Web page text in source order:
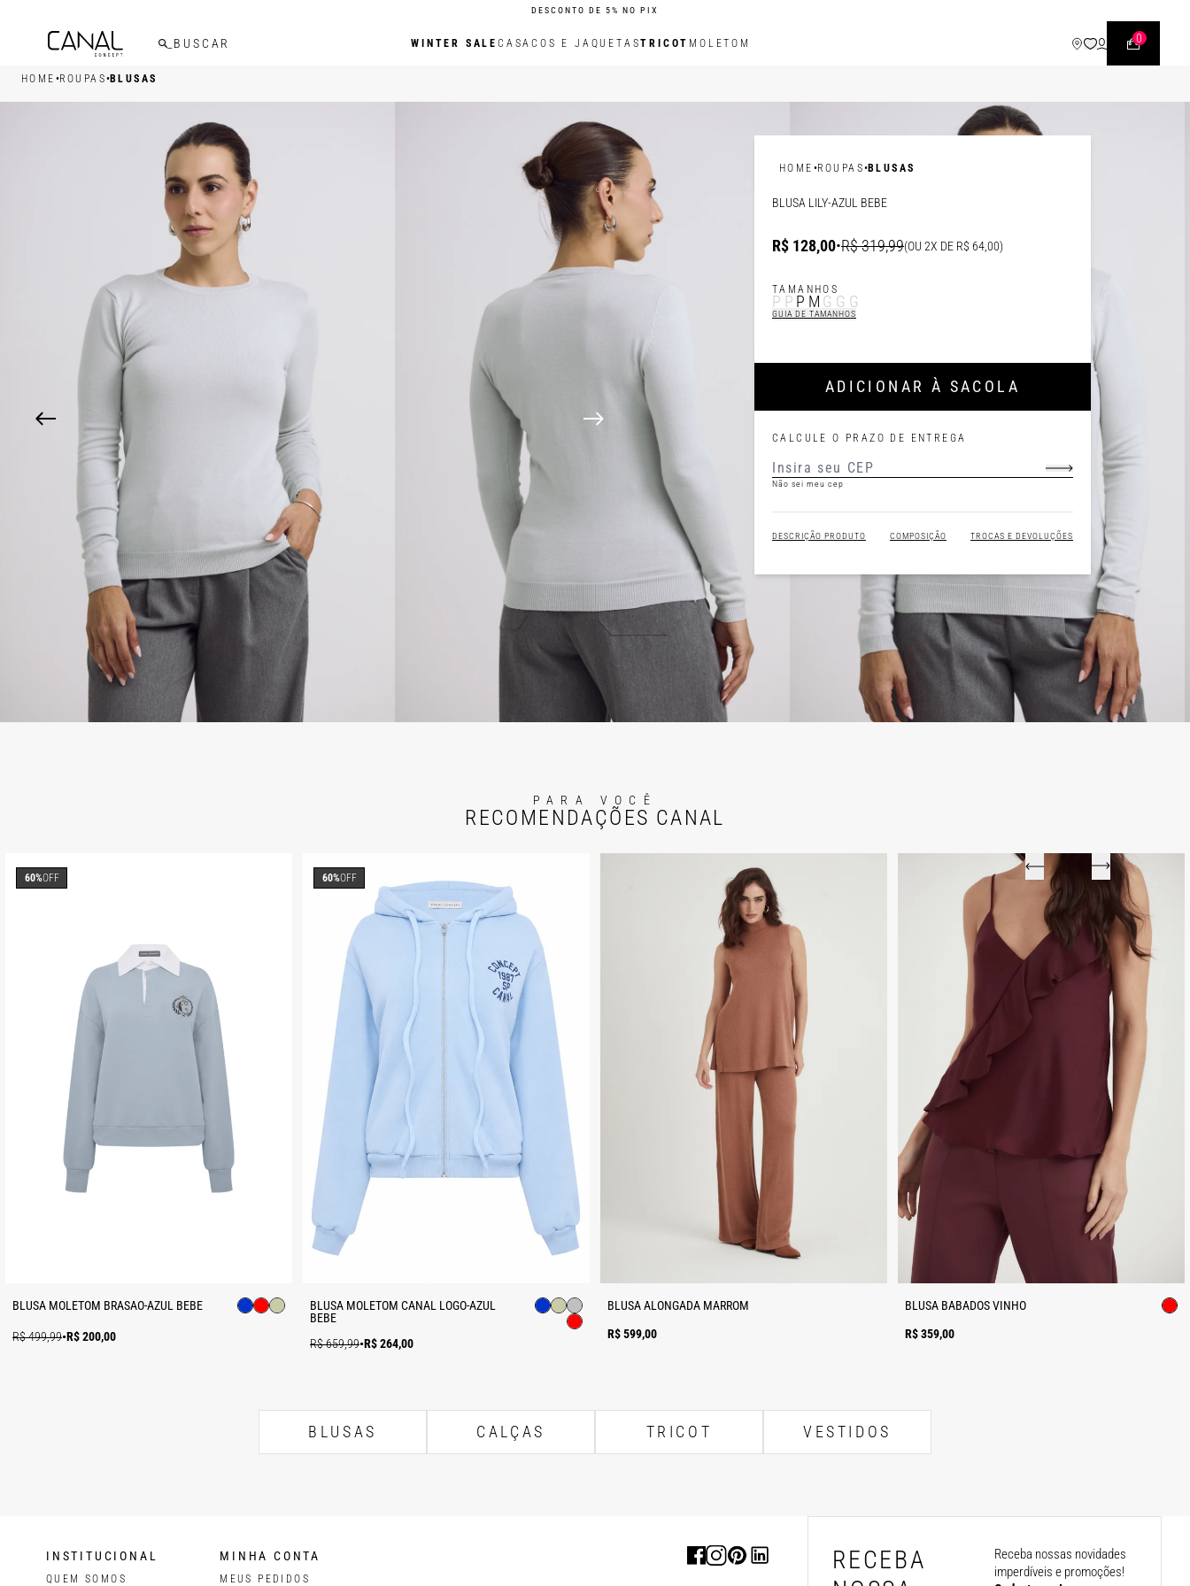
DESCONTO DE 5% NO PIX
WINTER SALE CASACOS E JAQUETASTRICOT MOLETOM 0
HOME •ROUPAS•BLUSAS
HOME •ROUPAS•BLUSAS
BLUSA LILY-AZUL BEBE
R$ 128,00•R$ 319,99(OU 2X DE R$ 64,00)
TAMANHOS
PP P M G GG
GUIA DE TAMANHOS
ADICIONAR À SACOLA
CALCULE O PRAZO DE ENTREGA
Não sei meu cep
COMPOSIÇÃO
DESCRIÇÃO PRODUTO TROCAS E DEVOLUÇÕES
PARA VOCÊ
RECOMENDAÇÕES CANAL
BLUSA MOLETOM BRASAO-AZUL BEBE
R$ 499,99•R$ 200,00
60%OFF
BLUSA MOLETOM CANAL LOGO-AZUL
BEBE
R$ 659,99•R$ 264,00
60%OFF
BLUSA ALONGADA MARROM
R$ 599,00
BLUSA BABADOS VINHO
R$ 359,00
BLUSAS CALÇAS TRICOT VESTIDOS
RECEBA
Receba nossas novidades
imperdíveis e promoções!
INSTITUCIONAL
QUEM SOMOS
MINHA CONTA
MEUS PEDIDOS